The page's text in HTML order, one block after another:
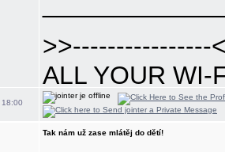
>>----------------
ALL YOUR WI-
JOIN(T) US!
18:00
Tak nám už zase mlátěj do dětí!